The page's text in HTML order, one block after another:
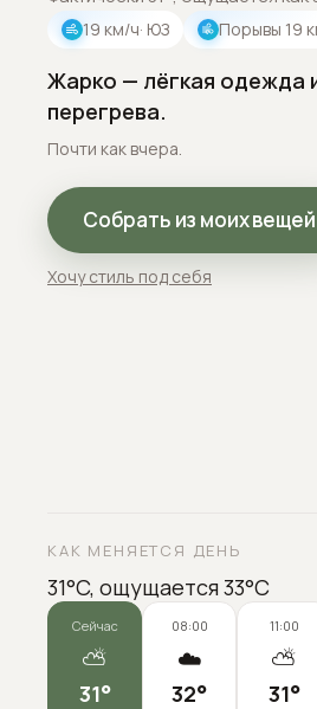
19 км/ч· ЮЗ Порывы 19
Жарко — лёгкая одежда
перегрева.
Почти как вчера.
Собрать из моих вещей
Хочу стиль под себя
КАК МЕНЯЕТСЯ ДЕНЬ
31°C, ощущается 33°C
Сейчас
⛅
31°
08:00
☁️
32°
11:00
⛅
31°